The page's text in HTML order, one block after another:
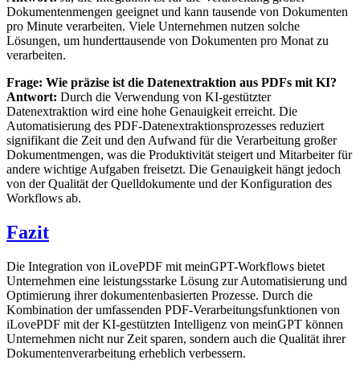
Dokumentenmengen geeignet und kann tausende von Dokumenten
pro Minute verarbeiten. Viele Unternehmen nutzen solche
Lösungen, um hunderttausende von Dokumenten pro Monat zu
verarbeiten.
Frage: Wie präzise ist die Datenextraktion aus PDFs mit KI?
Antwort: Durch die Verwendung von KI-gestützter
Datenextraktion wird eine hohe Genauigkeit erreicht. Die
Automatisierung des PDF-Datenextraktionsprozesses reduziert
signifikant die Zeit und den Aufwand für die Verarbeitung großer
Dokumentmengen, was die Produktivität steigert und Mitarbeiter für
andere wichtige Aufgaben freisetzt. Die Genauigkeit hängt jedoch
von der Qualität der Quelldokumente und der Konfiguration des
Workflows ab.
Fazit
Die Integration von iLovePDF mit meinGPT-Workflows bietet
Unternehmen eine leistungsstarke Lösung zur Automatisierung und
Optimierung ihrer dokumentenbasierten Prozesse. Durch die
Kombination der umfassenden PDF-Verarbeitungsfunktionen von
iLovePDF mit der KI-gestützten Intelligenz von meinGPT können
Unternehmen nicht nur Zeit sparen, sondern auch die Qualität ihrer
Dokumentenverarbeitung erheblich verbessern.